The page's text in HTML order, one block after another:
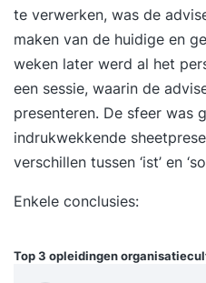
te verwerken, was de
maken van de huidige en
weken later werd al het
een sessie, waarin de
presenteren. De sfeer was
indrukwekkende
verschillen tussen ‘ist’ en
Enkele conclusies:
Top 3 opleidingen